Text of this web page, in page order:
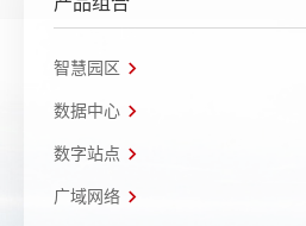
智慧园区
数据中心
数字站点
广域网络